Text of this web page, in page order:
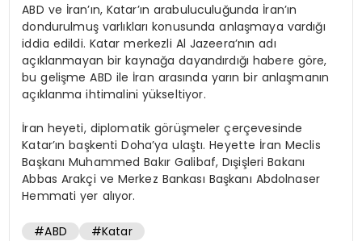
ABD ve İran’ın, Katar’ın arabuluculuğunda İran’ın
dondurulmuş varlıkları konusunda anlaşmaya vardığı
iddia edildi. Katar merkezli Al Jazeera’nın adı
açıklanmayan bir kaynağa dayandırdığı habere göre,
bu gelişme ABD ile İran arasında yarın bir anlaşmanın
açıklanma ihtimalini yükseltiyor.
İran heyeti, diplomatik görüşmeler çerçevesinde
Katar’ın başkenti Doha’ya ulaştı. Heyette İran Meclis
Başkanı Muhammed Bakır Galibaf, Dışişleri Bakanı
Abbas Arakçi ve Merkez Bankası Başkanı Abdolnaser
Hemmati yer alıyor.
#ABD #Katar